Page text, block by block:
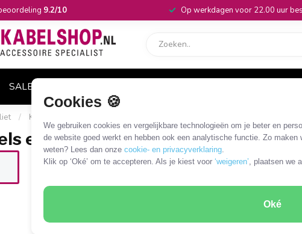
Cookies 🍪
We gebruiken cookies en vergelijkbare technologieën om je beter en
de website goed werkt en hebben ook een analytische functie. Zo
weten? Lees dan onze cookie- en privacyverklaring.
Klik op ‘Oké’ om te accepteren. Als je kiest voor ‘weigeren’, plaatsen we
Oké
9.2/10 Op werkdagen voor 22.00 uur
SALE
/ Kabels en adapters
en adapters
MHF - RP-TNC kabels en
MHF - SMA kabels en